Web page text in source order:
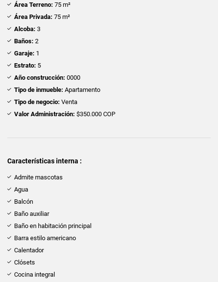
Área Terreno: 75 m²
Área Privada: 75 m²
Alcoba: 3
Baños: 2
Garaje: 1
Estrato: 5
Año construcción: 0000
Tipo de inmueble: Apartamento
Tipo de negocio: Venta
Valor Administración: $350.000 COP
Características interna :
Admite mascotas
Agua
Balcón
Baño auxiliar
Baño en habitación principal
Barra estilo americano
Calentador
Clósets
Cocina integral